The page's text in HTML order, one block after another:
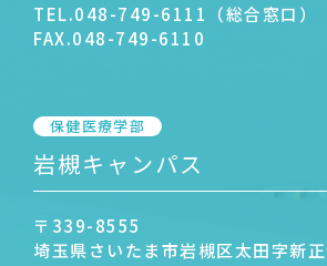
TEL.048-749-6111（総合窓口）
FAX.048-749-6110
保健医療学部
岩槻キャンパス
〒339-8555
埼玉県さいたま市岩槻区太田字新